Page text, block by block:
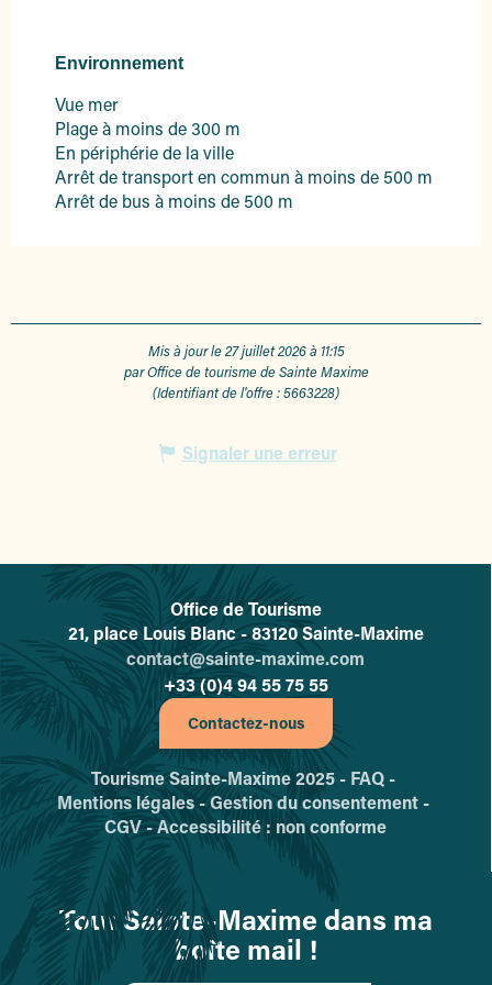
Environnement
Environnement
Vue mer
Plage à moins de 300 m
En périphérie de la ville
Arrêt de transport en commun à moins de 500 m
Arrêt de bus à moins de 500 m
Mis à jour le 27 juillet 2026 à 11:15
par Office de tourisme de Sainte Maxime
(Identifiant de l'offre :5663228)
Signaler une erreur
L'office de tourisme de Sainte-
Office de Tourisme
21, place Louis Blanc - 83120 Sainte-Maxime
contact@sainte-maxime.com
+33 (0)4 94 55 75 55
Contactez-nous
Tourisme Sainte-Maxime 2025 - FAQ -
Mentions légales -Gestion du consentement -
CGV -Accessibilité : non conforme
Tout Sainte-Maxime dans ma
boîte mail !